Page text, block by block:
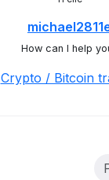
How can I help
Crypto / Bitcoin